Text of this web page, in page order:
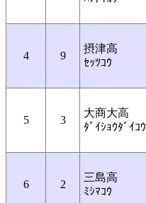
4 9
摂津高
ｾｯﾂｺｳ
5 3
大商大高
ﾀﾞｲｼｮｳﾀﾞｲｺｳ
6 2
三島高
ﾐｼﾏｺｳ